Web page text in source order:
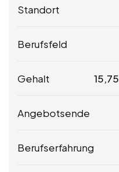
Standort
Berufsfeld
Gehalt 15,75
Angebotsende
Berufserfahrung